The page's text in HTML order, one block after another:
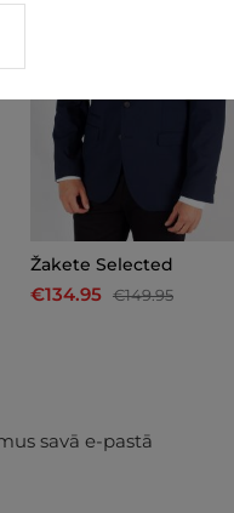
Žakete Selected
€134.95 €149.95
savā e-pastā